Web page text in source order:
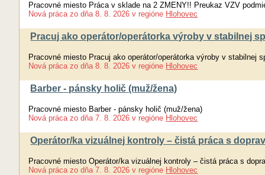
Pracovné miesto Práca v sklade na 2 ZMENY!! Preukaz VZV
Nová práca zo dňa 8. 8. 2026 v regióne Hlohovec
Pracuj ako operátor/operátorka výroby v stabilnej
Pracovné miesto Pracuj ako operátor/operátorka výroby v stabilnej
Nová práca zo dňa 8. 8. 2026 v regióne Hlohovec
Barber - pánsky holič (muž/žena)
Pracovné miesto Barber - pánsky holič (muž/žena)
Nová práca zo dňa 7. 8. 2026 v regióne Hlohovec
Operátor/ka vizuálnej kontroly – čistá práca s
Pracovné miesto Operátor/ka vizuálnej kontroly – čistá práca s
Nová práca zo dňa 7. 8. 2026 v regióne Hlohovec